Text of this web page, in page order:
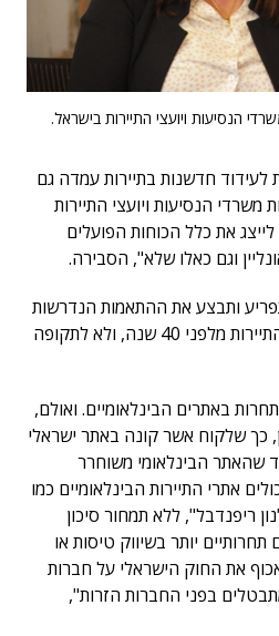
הנסיעות ויועצי התיירות בישראל.
חדשנות בתיירות עמדה גם
הנסיעות ויועצי התיירות
את כלל הכוחות הפועלים
וגם כאלו שלא", הסבירה.
ותבצע את ההתאמות הנדרשות
ברגולציה, שמתאימה לשוק התיירות מלפני 40 שנה, ולא לתקופה
באתרים הבינלאומיים. ואולם,
כך שלקוח אשר קונה באתר ישראלי
שהאתר הבינלאומי משוחרר
אתרי התיירות הבינלאומיים כמו
ריפנדבל", ללא תמחור סיכון
יותר בשיווק טיסות או
את החוק הישראלי על חברות
בפני החברות הזרות",